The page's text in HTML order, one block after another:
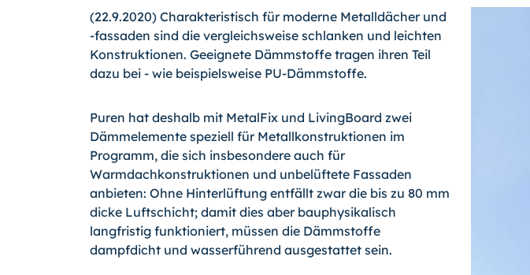
(22.9.2020) Charakteristisch für moderne Metalldächer und
-fassaden sind die vergleichsweise schlanken und leichten
Konstruktionen. Geeignete Dämmstoffe tragen ihren Teil
dazu bei - wie beispielsweise PU-Dämmstoffe.
Puren hat deshalb mit MetalFix und LivingBoard zwei
Dämmelemente speziell für Metallkonstruktionen im
Programm, die sich insbesondere auch für
Warmdachkonstruktionen und unbelüftete Fassaden
anbieten: Ohne Hinterlüftung entfällt zwar die bis zu 80 mm
dicke Luftschicht; damit dies aber bauphysikalisch
langfristig funktioniert, müssen die Dämmstoffe
dampfdicht und wasserführend ausgestattet sein.